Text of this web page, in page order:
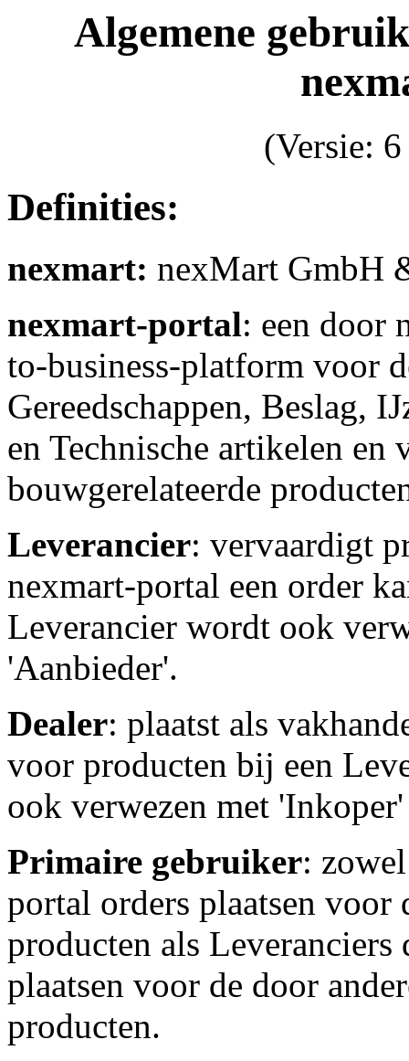
Algemene
(Versie:
Definities:
nexmart: nexMart GmbH
nexmart-portal: een door
to-business-platform voor
Gereedschappen, Beslag,
en Technische artikelen en
bouwgerelateerde
Leverancier: vervaardigt
nexmart-portal een order
Leverancier wordt ook
'Aanbieder'.
Dealer: plaatst als
voor producten bij een
ook verwezen met
Primaire gebruiker:
portal orders plaatsen voor
producten als
plaatsen voor de door
producten.